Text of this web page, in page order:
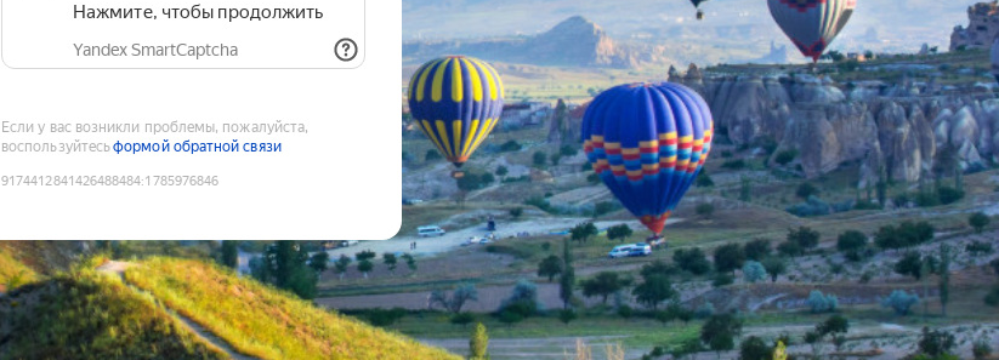
Нажмите, чтобы продолжить
Yandex SmartCaptcha
Если у вас возникли проблемы, пожалуйста,
воспользуйтесьформой обратной связи
9174412841426488484:1785976846